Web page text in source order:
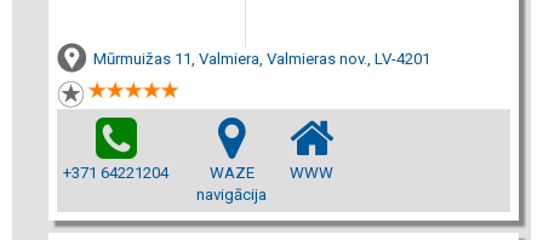
Mūrmuižas 11, Valmiera, Valmieras nov., LV-4201
+371 64221204
WAZE
navigācija
WWW